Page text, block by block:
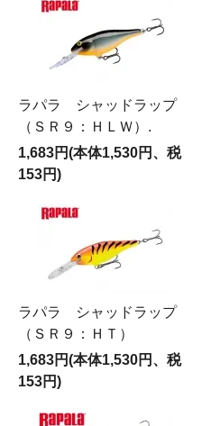
ラパラ シャッドラップ
（ＳＲ９：ＨＬＷ）.
1,683円(本体1,530円、税
153円)
ラパラ シャッドラップ
（ＳＲ９：ＨＴ）
1,683円(本体1,530円、税
153円)